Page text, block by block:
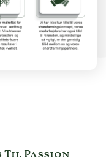
Til Passion